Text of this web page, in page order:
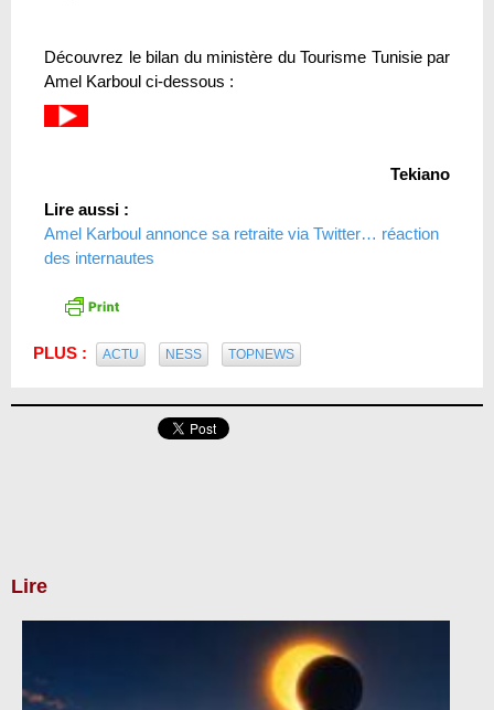
Découvrez le bilan du ministère du Tourisme Tunisie par
Amel Karboul ci-dessous :
Tekiano
Lire aussi :
Amel Karboul annonce sa retraite via Twitter… réaction
des internautes
PLUS : ACTU NESS TOPNEWS
Lire